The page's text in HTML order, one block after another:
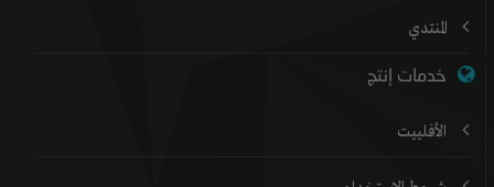
المنتدي
خدمات إنتج
الأفلييت